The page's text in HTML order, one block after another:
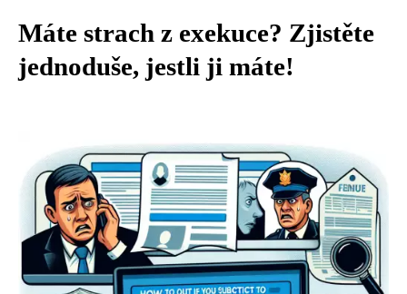
Máte strach z exekuce? Zjistěte
jednoduše, jestli ji máte!